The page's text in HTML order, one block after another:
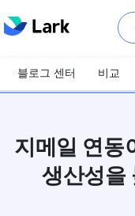
블로그 센터 비교
지메일 연동
생산성을